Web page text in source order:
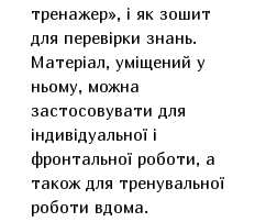
тренажер», і як зошит
для перевірки знань.
Матеріал, уміщений у
ньому, можна
застосовувати для
індивідуальної і
фронтальної роботи, а
також для тренувальної
роботи вдома.